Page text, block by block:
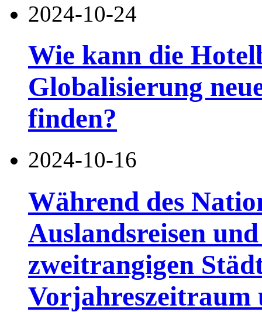
2024-10-24
Wie kann die
Globalisierung
finden?
2024-10-16
Während des
Auslandsreisen
zweitrangigen
Vorjahreszeitraum